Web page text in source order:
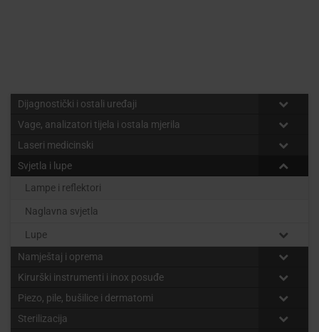
Dijagnostički i ostali uređaji
Vage, analizatori tijela i ostala mjerila
Laseri medicinski
Svjetla i lupe
Lampe i reflektori
Naglavna svjetla
Lupe
Namještaj i oprema
Kirurški instrumenti i inox posuđe
Piezo, pile, bušilice i dermatomi
Sterilizacija